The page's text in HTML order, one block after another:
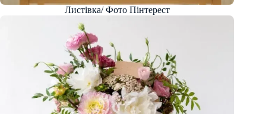
Листівка/ Фото Пінтерест